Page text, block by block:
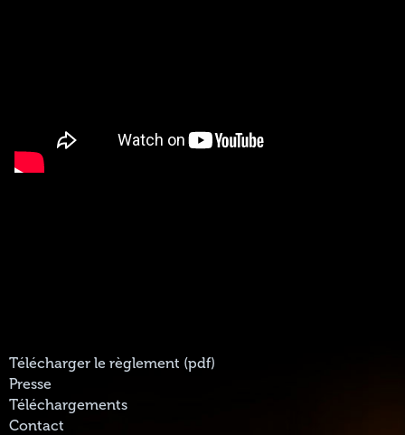
Télécharger le règlement (pdf)
Presse
Téléchargements
Contact